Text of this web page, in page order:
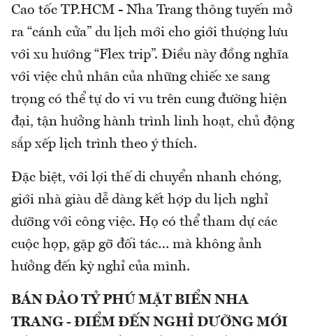
Cao tốc TP.HCM - Nha Trang thông tuyến mở
ra “cánh cửa” du lịch mới cho giới thượng lưu
với xu hướng “Flex trip”. Điều này đồng nghĩa
với việc chủ nhân của những chiếc xe sang
trọng có thể tự do vi vu trên cung đường hiện
đại, tận hưởng hành trình linh hoạt, chủ động
sắp xếp lịch trình theo ý thích.
Đặc biệt, với lợi thế di chuyển nhanh chóng,
giới nhà giàu dễ dàng kết hợp du lịch nghỉ
dưỡng với công việc. Họ có thể tham dự các
cuộc họp, gặp gỡ đối tác… mà không ảnh
hưởng đến kỳ nghỉ của mình.
BÁN ĐẢO TỶ PHÚ MẶT BIỂN NHA
TRANG - ĐIỂM ĐẾN NGHỈ DƯỠNG MỚI